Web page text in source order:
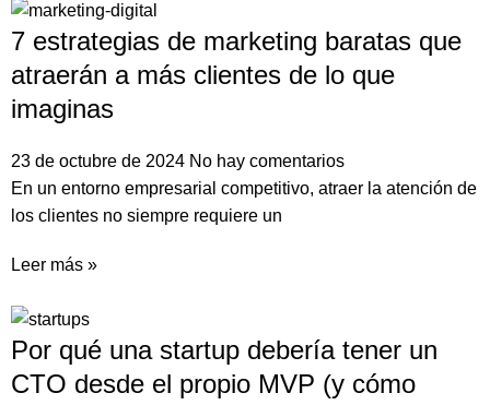
7 estrategias de marketing baratas que
atraerán a más clientes de lo que
imaginas
23 de octubre de 2024 No hay comentarios
En un entorno empresarial competitivo, atraer la atención de
los clientes no siempre requiere un
Leer más »
Por qué una startup debería tener un
CTO desde el propio MVP (y cómo